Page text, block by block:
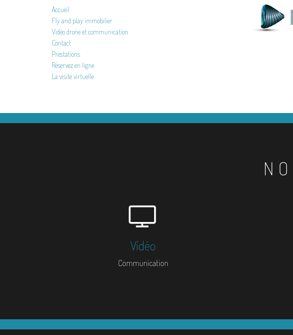
Accueil
Fly and play immobilier
Vidéo drone et communication
Contact
Prestations
Réservez en ligne
La visite virtuelle
Vidéo
Communication